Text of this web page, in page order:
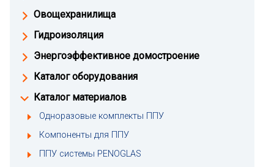
Овощехранилища
Гидроизоляция
Энергоэффективное домостроение
Каталог оборудования
Каталог материалов
Одноразовые комплекты ППУ
Компоненты для ППУ
ППУ системы PENOGLAS